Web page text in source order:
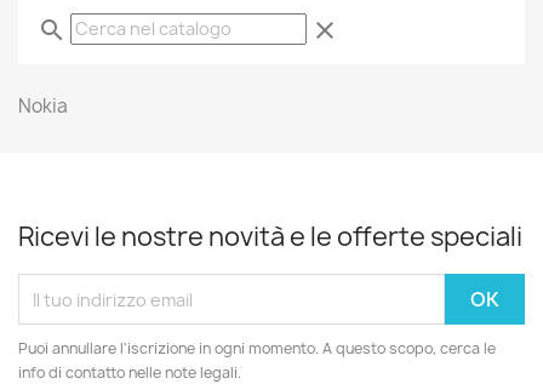
search clear
Nokia
Ricevi le nostre novità e le offerte speciali
Puoi annullare l'iscrizione in ogni momento. A questo scopo, cerca le
info di contatto nelle note legali.